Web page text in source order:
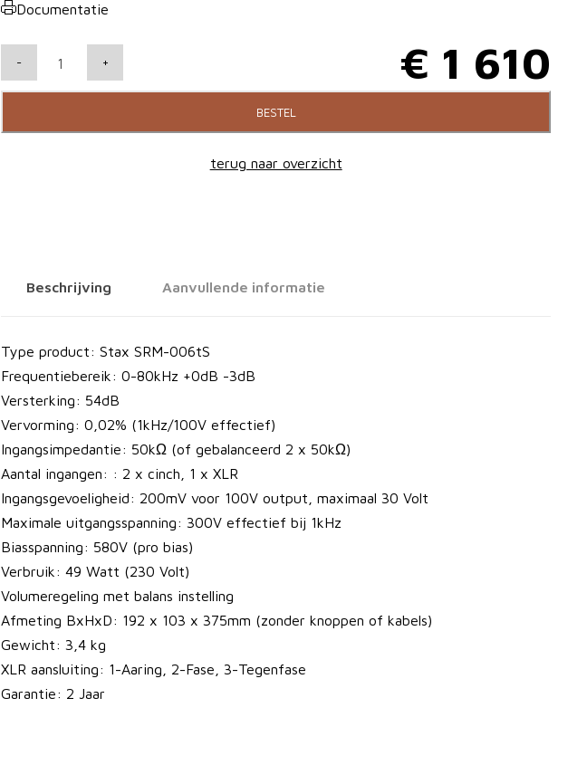
Documentatie
€ 1 610
-
T
X
r
i
v
e
r
t
u
b
e
S
R
M
-
0
0
+
BESTEL
terug naar overzicht
Beschrijving Aanvullende informatie
Type product: Stax SRM-006tS
Frequentiebereik: 0-80kHz +0dB -3dB
Versterking: 54dB
Vervorming: 0,02% (1kHz/100V effectief)
Ingangsimpedantie: 50kΩ (of gebalanceerd 2 x 50kΩ)
Aantal ingangen: : 2 x cinch, 1 x XLR
Ingangsgevoeligheid: 200mV voor 100V output, maximaal 30 Volt
Maximale uitgangsspanning: 300V effectief bij 1kHz
Biasspanning: 580V (pro bias)
Verbruik: 49 Watt (230 Volt)
Volumeregeling met balans instelling
Afmeting BxHxD: 192 x 103 x 375mm (zonder knoppen of kabels)
Gewicht: 3,4 kg
XLR aansluiting: 1-Aaring, 2-Fase, 3-Tegenfase
Garantie: 2 Jaar